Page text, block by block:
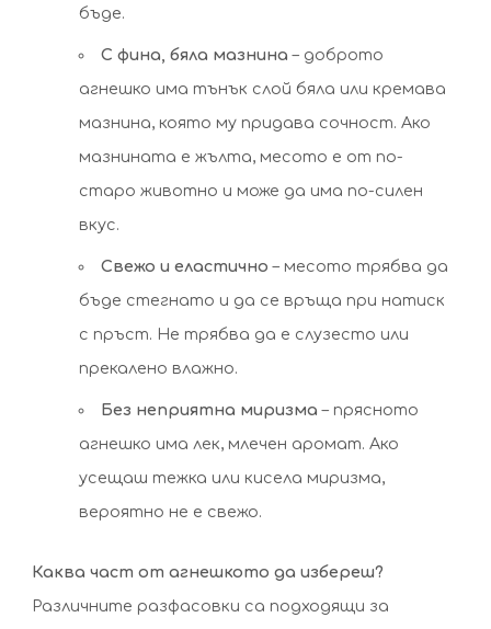
бъде.
С фина, бяла мазнина – доброто
агнешко има тънък слой бяла или кремава
мазнина, която му придава сочност. Ако
мазнината е жълта, месото е от по-
старо животно и може да има по-силен
вкус.
Свежо и еластично – месото трябва да
бъде стегнато и да се връща при натиск
с пръст. Не трябва да е слузесто или
прекалено влажно.
Без неприятна миризма – прясното
агнешко има лек, млечен аромат. Ако
усещаш тежка или кисела миризма,
вероятно не е свежо.
Каква част от агнешкото да избереш?
Различните разфасовки са подходящи за